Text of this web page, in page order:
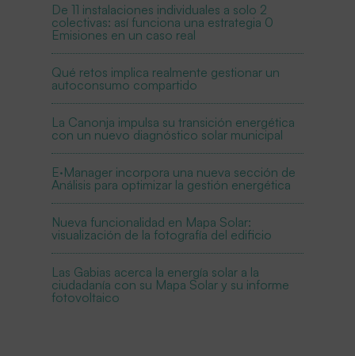
De 11 instalaciones individuales a solo 2
colectivas: así funciona una estrategia 0
Emisiones en un caso real
Qué retos implica realmente gestionar un
autoconsumo compartido
La Canonja impulsa su transición energética
con un nuevo diagnóstico solar municipal
E·Manager incorpora una nueva sección de
Análisis para optimizar la gestión energética
Nueva funcionalidad en Mapa Solar:
visualización de la fotografía del edificio
Las Gabias acerca la energía solar a la
ciudadanía con su Mapa Solar y su informe
fotovoltaico